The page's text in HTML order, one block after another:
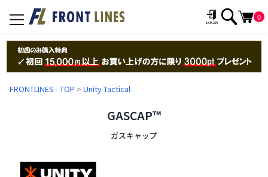
toggle
navigation
0
FRONTLINES - TOP > Unity Tactical
GASCAP™
ガスキャップ